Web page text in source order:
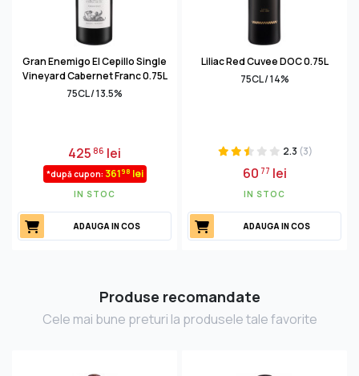
Gran Enemigo El Cepillo Single
Vineyard Cabernet Franc 0.75L
75CL / 13.5%
42586 lei
*după cupon: 36198 lei
IN STOC
ADAUGA IN COS
Liliac Red Cuvee DOC 0.75L
75CL / 14%
2.3 (3)
60 77 lei
IN STOC
ADAUGA IN COS
Produse recomandate
Cele mai bune preturi la produsele tale favorite